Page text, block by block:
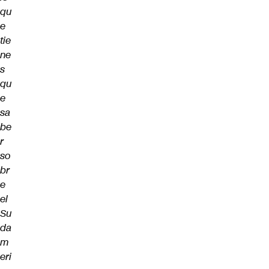
qu
e
tie
ne
s
qu
e
sa
be
r
so
br
e
el
Su
da
m
eri